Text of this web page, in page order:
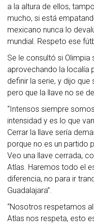
a la altura de ellos,
mucho, si está
mexicano nunca lo
mundial. Respeto ese
Se le consultó si
aprovechando la localía
definir la serie, y dijo
pero que la llave no se
“Intensos siempre
intensidad y es lo que
Cerrar la llave sería
porque no es un partido
Veo una llave cerrada,
Atlas. Haremos todo el
diferencia, no para ir
Guadalajara”.
“Nosotros respetamos
Atlas nos respeta, esto